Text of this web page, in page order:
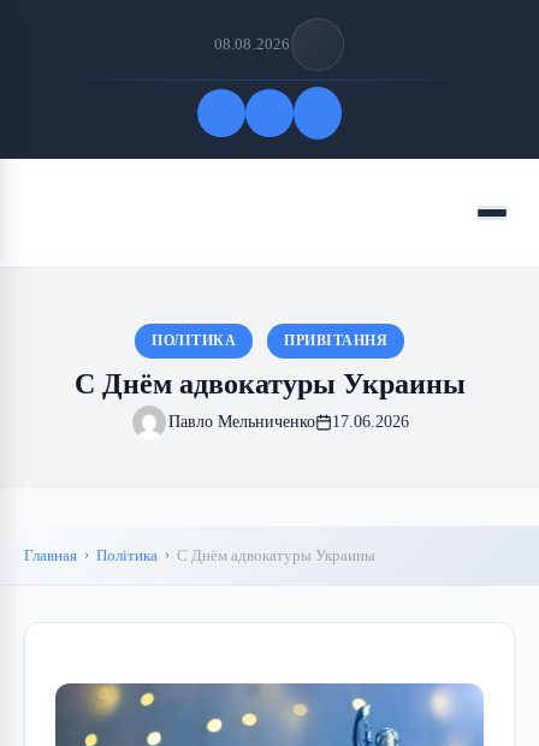
08.08.2026
Меню
ПОЛІТИКА ПРИВІТАННЯ
С Днём адвокатуры Украины
Павло Мельниченко 17.06.2026
Главная Політика С Днём адвокатуры Украины